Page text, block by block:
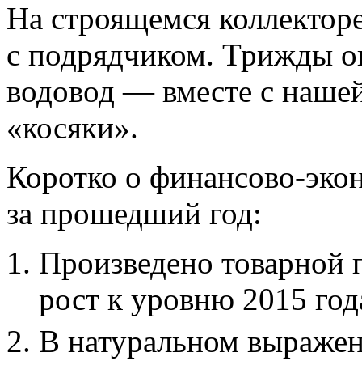
На строящемся
с подрядчиком. Трижды
водовод — вместе с
«косяки».
Коротко о финансово-
за прошедший год:
Произведено
рост к уровню 2015
В натуральном